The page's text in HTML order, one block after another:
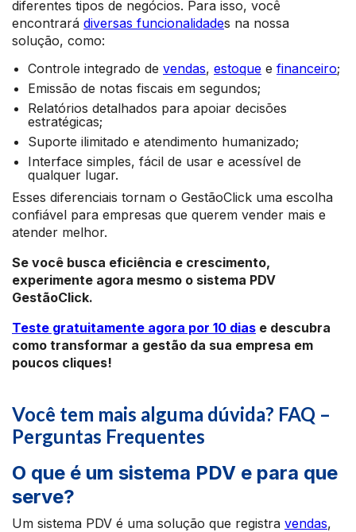
diferentes tipos de negócios. Para isso, você
encontrará diversas funcionalidades na nossa
solução, como:
Controle integrado de vendas, estoque e financeiro;
Emissão de notas fiscais em segundos;
Relatórios detalhados para apoiar decisões
estratégicas;
Suporte ilimitado e atendimento humanizado;
Interface simples, fácil de usar e acessível de
qualquer lugar.
Esses diferenciais tornam o GestãoClick uma escolha
confiável para empresas que querem vender mais e
atender melhor.
Se você busca eficiência e crescimento,
experimente agora mesmo o sistema PDV
GestãoClick.
Teste gratuitamente agora por 10 dias e descubra
como transformar a gestão da sua empresa em
poucos cliques!
Você tem mais alguma dúvida? FAQ –
Perguntas Frequentes
O que é um sistema PDV e para que
serve?
Um sistema PDV é uma solução que registra vendas,